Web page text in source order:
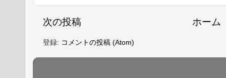
次の投稿 ホーム
登録: コメントの投稿 (Atom)